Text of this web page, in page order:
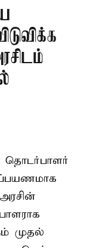
தொடர்பாளர்
முதல்